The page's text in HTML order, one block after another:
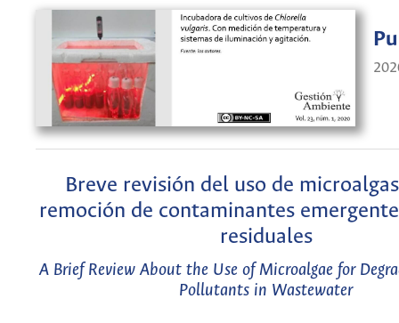
Breve revisión del uso de
remoción de contaminantes
residuales
A Brief Review About the Use of Microalgae for
Pollutants in Wastewater